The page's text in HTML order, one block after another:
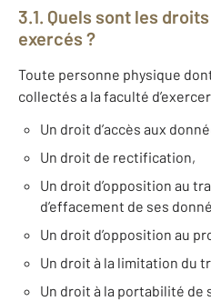
3.1. Quels sont les
exercés ?
Toute personne physique
collectés a la faculté
Un droit d’accès aux
Un droit de rectification,
Un droit d’opposition au
d’effacement de ses
Un droit d’opposition au
Un droit à la limitation du
Un droit à la portabilité de